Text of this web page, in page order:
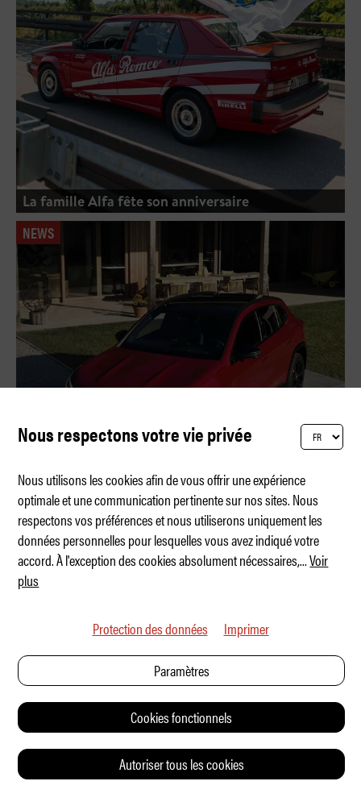
La famille Alfa fête son anniversaire
NEWS
La « Baby-Benz » grandit
Nous respectons votre vie privée
Nous utilisons les cookies afin de vous offrir une expérience
optimale et une communication pertinente sur nos sites. Nous
respectons vos préférences et nous utiliserons uniquement les
données personnelles pour lesquelles vous avez indiqué votre
accord. À l'exception des cookies absolument nécessaires,...Voir
plus
Protection des données Imprimer
Paramètres
Cookies fonctionnels
Autoriser tous les cookies